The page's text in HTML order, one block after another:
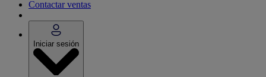
Contactar ventas
Iniciar sesión